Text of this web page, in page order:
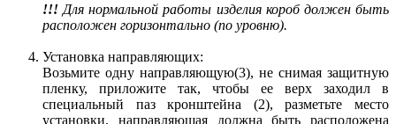
!!! Для нормальной работы изделия короб должен быть
расположен горизонтально (по уровню).
Установка направляющих:
Возьмите одну направляющую(3), не снимая защитную
пленку, приложите так, чтобы ее верх заходил в
специальный паз кронштейна (2), разметьте место
установки, направляющая должна быть расположена